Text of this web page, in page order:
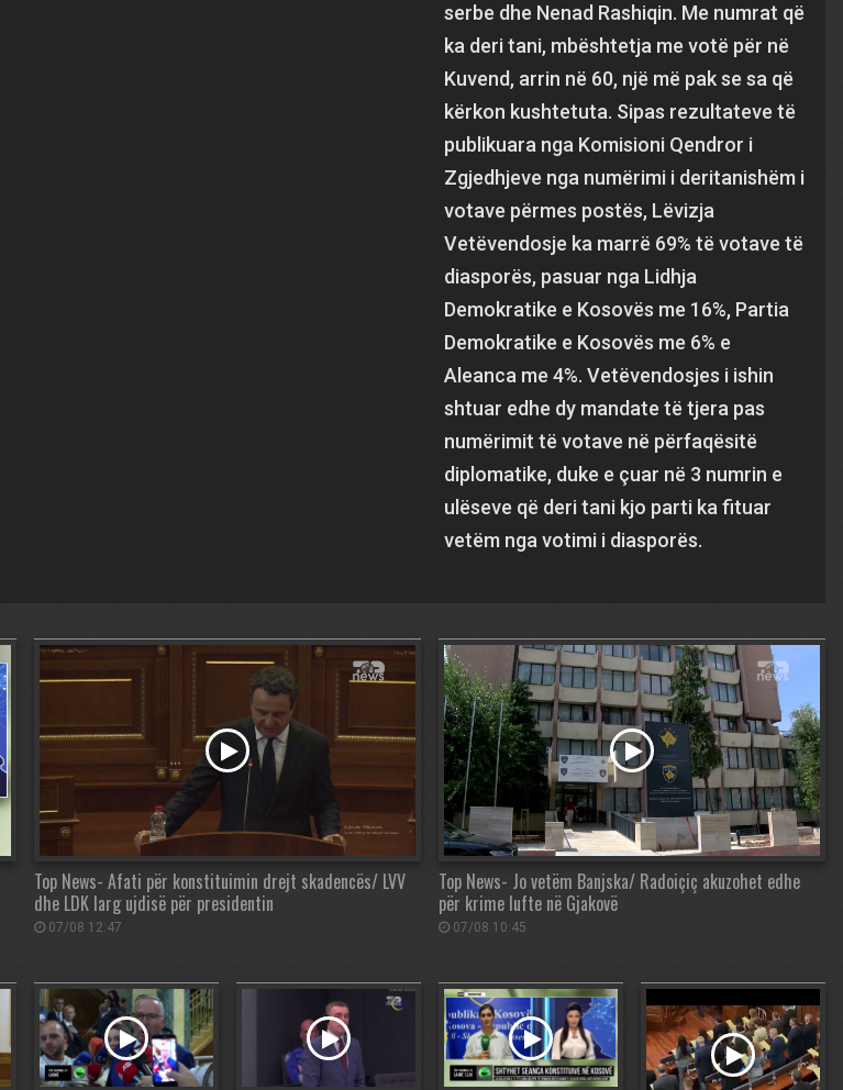
serbe dhe Nenad Rashiqin. Me numrat që
ka deri tani, mbështetja me votë për në
Kuvend, arrin në 60, një më pak se sa që
kërkon kushtetuta. Sipas rezultateve të
publikuara nga Komisioni Qendror i
Zgjedhjeve nga numërimi i deritanishëm i
votave përmes postës, Lëvizja
Vetëvendosje ka marrë 69% të votave të
diasporës, pasuar nga Lidhja
Demokratike e Kosovës me 16%, Partia
Demokratike e Kosovës me 6% e
Aleanca me 4%. Vetëvendosjes i ishin
shtuar edhe dy mandate të tjera pas
numërimit të votave në përfaqësitë
diplomatike, duke e çuar në 3 numrin e
ulëseve që deri tani kjo parti ka fituar
vetëm nga votimi i diasporës.
Top News- Afati për konstituimin drejt skadencës/ LVV
dhe LDK larg ujdisë për presidentin
07/08 12:47
Top News- Jo vetëm Banjska/ Radoiçiç akuzohet edhe
për krime lufte në Gjakovë
07/08 10:45